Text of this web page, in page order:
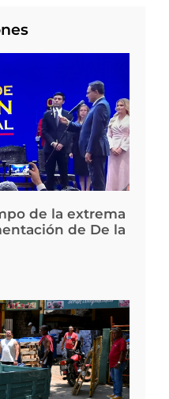
de la extrema
de De la